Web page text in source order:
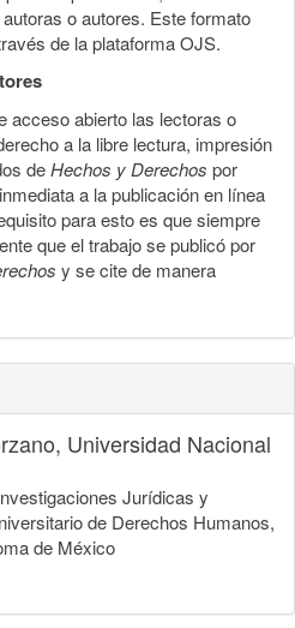
o autores. Este formato
de la plataforma OJS.
acceso abierto las lectoras o
a la libre lectura, impresión
deHechos y Derechos por
a la publicación en línea
para esto es que siempre
que el trabajo se publicó por
y se cite de manera
Universidad Nacional
Jurídicas y
de Derechos Humanos,
de México